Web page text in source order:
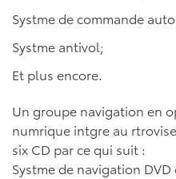
Systme de commande
Systme antivol;
Et plus encore.
Un groupe navigation en
numrique intgre au
six CD par ce qui suit :
Systme de navigation